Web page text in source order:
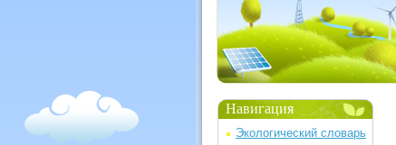
Навигация
Экологический словарь